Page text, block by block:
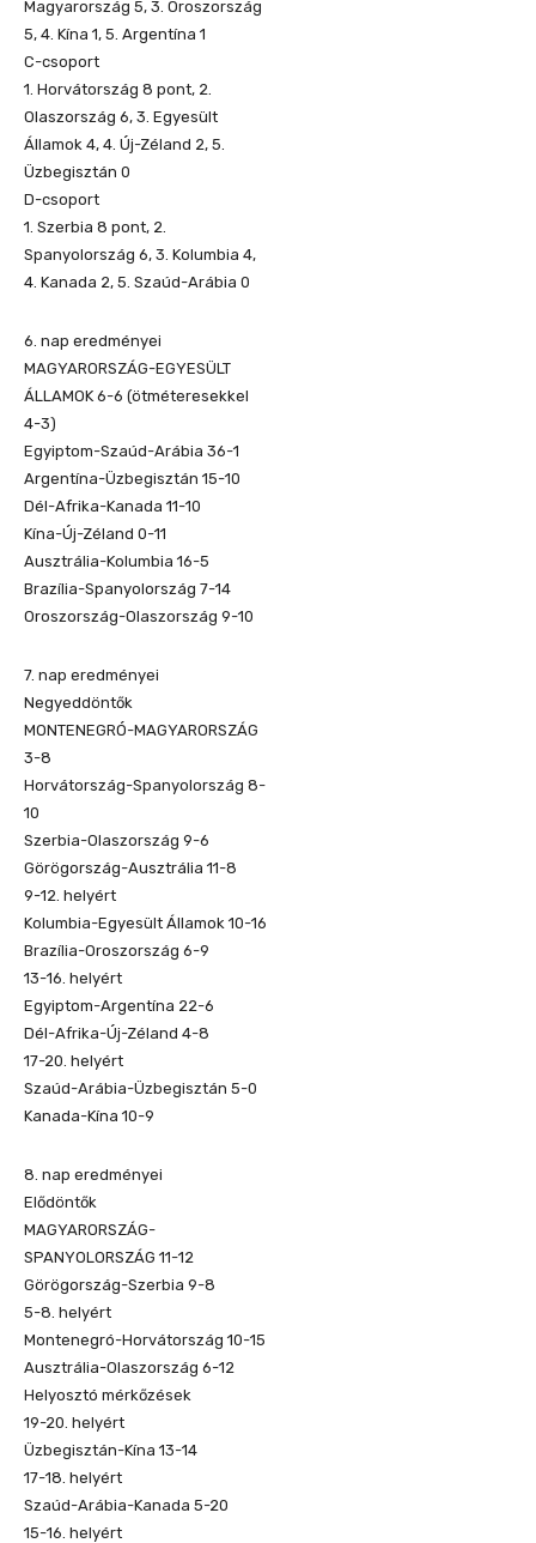
Magyarország 5, 3. Oroszország
5, 4. Kína 1, 5. Argentína 1
C-csoport
1. Horvátország 8 pont, 2.
Olaszország 6, 3. Egyesült
Államok 4, 4. Új-Zéland 2, 5.
Üzbegisztán 0
D-csoport
1. Szerbia 8 pont, 2.
Spanyolország 6, 3. Kolumbia 4,
4. Kanada 2, 5. Szaúd-Arábia 0
6. nap eredményei
MAGYARORSZÁG-EGYESÜLT
ÁLLAMOK 6-6 (ötméteresekkel
4-3)
Egyiptom-Szaúd-Arábia 36-1
Argentína-Üzbegisztán 15-10
Dél-Afrika-Kanada 11-10
Kína-Új-Zéland 0-11
Ausztrália-Kolumbia 16-5
Brazília-Spanyolország 7-14
Oroszország-Olaszország 9-10
7. nap eredményei
Negyeddöntők
MONTENEGRÓ-MAGYARORSZÁG
3-8
Horvátország-Spanyolország 8-
10
Szerbia-Olaszország 9-6
Görögország-Ausztrália 11-8
9-12. helyért
Kolumbia-Egyesült Államok 10-16
Brazília-Oroszország 6-9
13-16. helyért
Egyiptom-Argentína 22-6
Dél-Afrika-Új-Zéland 4-8
17-20. helyért
Szaúd-Arábia-Üzbegisztán 5-0
Kanada-Kína 10-9
8. nap eredményei
Elődöntők
MAGYARORSZÁG-
SPANYOLORSZÁG 11-12
Görögország-Szerbia 9-8
5-8. helyért
Montenegró-Horvátország 10-15
Ausztrália-Olaszország 6-12
Helyosztó mérkőzések
19-20. helyért
Üzbegisztán-Kína 13-14
17-18. helyért
Szaúd-Arábia-Kanada 5-20
15-16. helyért